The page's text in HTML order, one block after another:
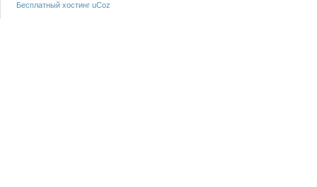
Бесплатный хостинг uCoz